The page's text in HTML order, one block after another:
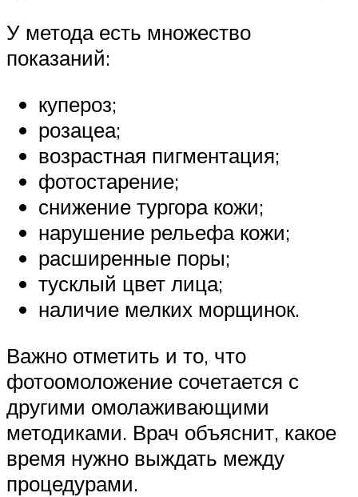
У метода есть множество
показаний:
купероз;
розацеа;
возрастная пигментация;
фотостарение;
снижение тургора кожи;
нарушение рельефа кожи;
расширенные поры;
тусклый цвет лица;
наличие мелких морщинок.
Важно отметить и то, что
фотоомоложение сочетается с
другими омолаживающими
методиками. Врач объяснит, какое
время нужно выждать между
процедурами.